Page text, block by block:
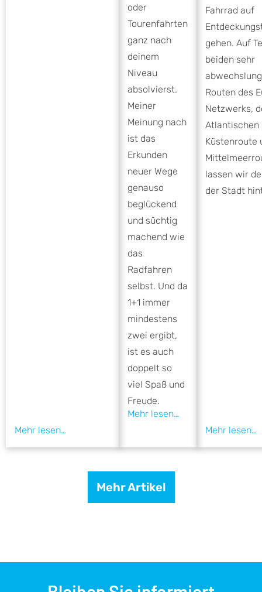
oder
Tourenfahrten
ganz nach
deinem
Niveau
absolvierst.
Meiner
Meinung nach
ist das
Erkunden
neuer Wege
genauso
beglückend
und süchtig
machend wie
das
Radfahren
selbst. Und da
1+1 immer
mindestens
zwei ergibt,
ist es auch
doppelt so
viel Spaß und
Freude.
Fahrrad auf
gehen. Auf
beiden sehr
Routen des
Netzwerks,
Atlantischen
Küstenroute
lassen wir
der Stadt
Mehr Artikel